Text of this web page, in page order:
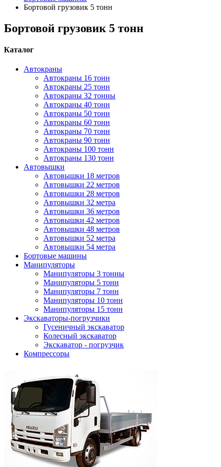
Бортовой грузовик 5 тонн
Бортовой грузовик 5 тонн
Каталог
Автокраны
Автокраны 16 тонн
Автокраны 25 тонн
Автокраны 32 тонны
Автокраны 40 тонн
Автокраны 50 тонн
Автокраны 60 тонн
Автокраны 70 тонн
Автокраны 90 тонн
Автокраны 100 тонн
Автокраны 130 тонн
Автовышки
Автовышки 18 метров
Автовышки 22 метров
Автовышки 28 метров
Автовышки 32 метра
Автовышки 36 метров
Автовышки 42 метров
Автовышки 48 метров
Автовышки 52 метра
Автовышки 54 метра
Бортовые машины
Манипуляторы
Манипуляторы 3 тонны
Манипуляторы 5 тонн
Манипуляторы 7 тонн
Манипуляторы 10 тонн
Манипуляторы 15 тонн
Экскаваторы-погрузчики
Гусеничный экскаватор
Колесный экскаватор
Экскаватор - погрузчик
Компрессоры